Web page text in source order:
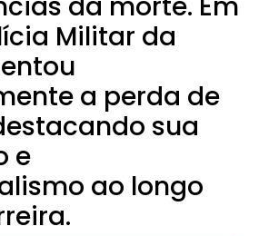
Militar da
a perda de
sua
e
ao longo